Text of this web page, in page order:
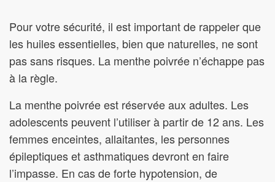
Pour votre sécurité, il est important de rappeler que
les huiles essentielles, bien que naturelles, ne sont
pas sans risques. La menthe poivrée n’échappe pas
à la règle.
La menthe poivrée est réservée aux adultes. Les
adolescents peuvent l’utiliser à partir de 12 ans. Les
femmes enceintes, allaitantes, les personnes
épileptiques et asthmatiques devront en faire
l’impasse. En cas de forte hypotension, de